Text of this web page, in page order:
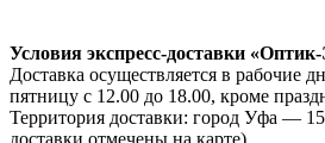
Условия экспресс-доставки
Доставка осуществляется в рабочие
пятницу с 12.00 до 18.00, кроме
Территория доставки: город Уфа —
доставки отмечены на карте).